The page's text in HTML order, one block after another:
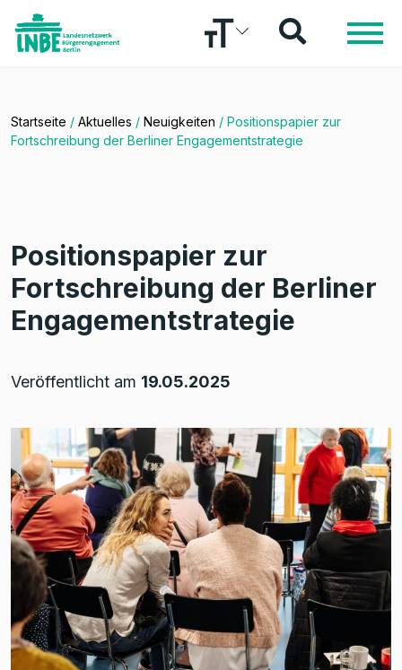
Startseite / Aktuelles / Neuigkeiten / Positionspapier zur
Fortschreibung der Berliner Engagementstrategie
Positionspapier zur
Fortschreibung der Berliner
Engagementstrategie
Veröffentlicht am 19.05.2025